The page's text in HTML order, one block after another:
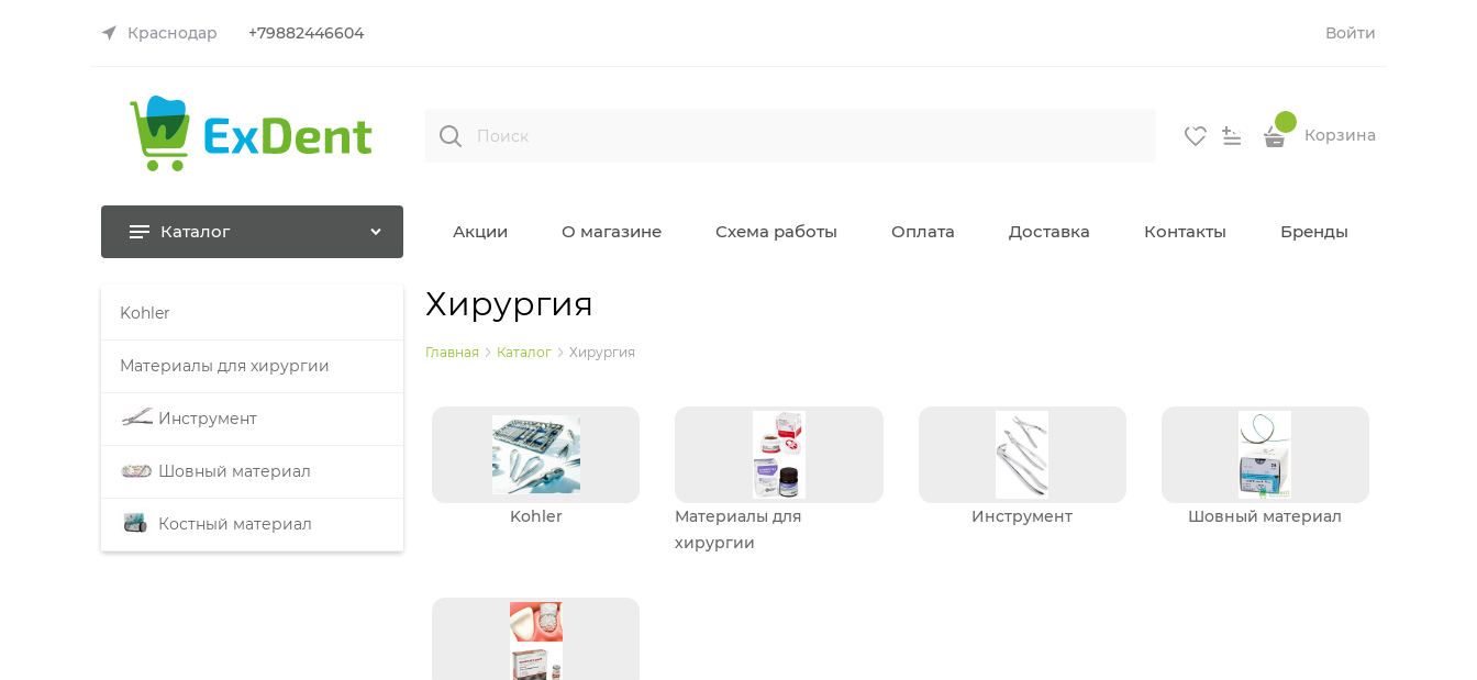
Краснодар +79882446604 Войти
Корзина
Каталог Акции О магазине Схема работы Оплата Доставка Контакты Бренды
Kohler
Материалы для хирургии
Инструмент
Шовный материал
Костный материал
Хирургия
Главная Каталог Хирургия
Kohler
Материалы для
хирургии
Инструмент Шовный материал